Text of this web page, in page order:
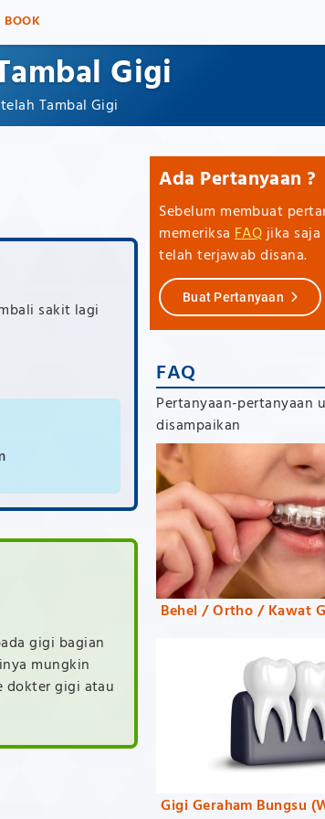
BOOK
Gigi
Tambal Gigi
sakit lagi
gigi bagian
mungkin
dokter gigi atau
Ada Pertanyaan ?
Sebelum membuat
memeriksa FAQjika saja
telah terjawab disana.
Buat Pertanyaan
FAQ
Pertanyaan-pertanyaan
disampaikan
Behel / Ortho / Kawat
Gigi Geraham Bungsu